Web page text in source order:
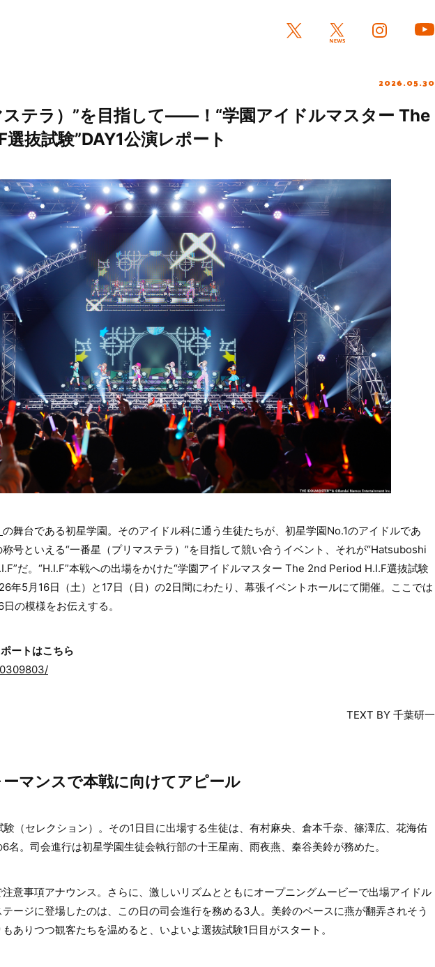
2026.05.30
ステラ）”を目指して――！“学園アイドルマスター The
抜試験”DAY1公演レポート
の舞台である初星学園。そのアイドル科に通う生徒たちが、初星学園No.1のアイドルであ
号といえる“一番星（プリマステラ）”を目指して競い合うイベント、それが“Hatsuboshi
だ。“H.I.F”本戦への出場をかけた“学園アイドルマスター The 2nd Period H.I.F選抜試験
年5月16日（土）と17日（日）の2日間にわたり、幕張イベントホールにて開催。ここでは
の模様をお伝えする。
ートはこちら
TEXT BY 千葉研一
マンスで本戦に向けてアピール
（セレクション）。その1日目に出場する生徒は、有村麻央、倉本千奈、篠澤広、花海佑
名。司会進行は初星学園生徒会執行部の十王星南、雨夜燕、秦谷美鈴が務めた。
意事項アナウンス。さらに、激しいリズムとともにオープニングムービーで出場アイドル
ージに登場したのは、この日の司会進行を務める3人。美鈴のペースに燕が翻弄されそう
ありつつ観客たちを温めると、いよいよ選抜試験1日目がスタート。